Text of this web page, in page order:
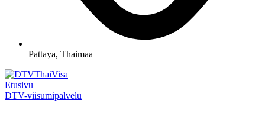
Pattaya, Thaimaa
Etusivu
DTV-viisumipalvelu